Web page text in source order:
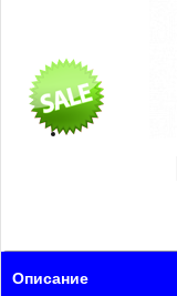
Описание